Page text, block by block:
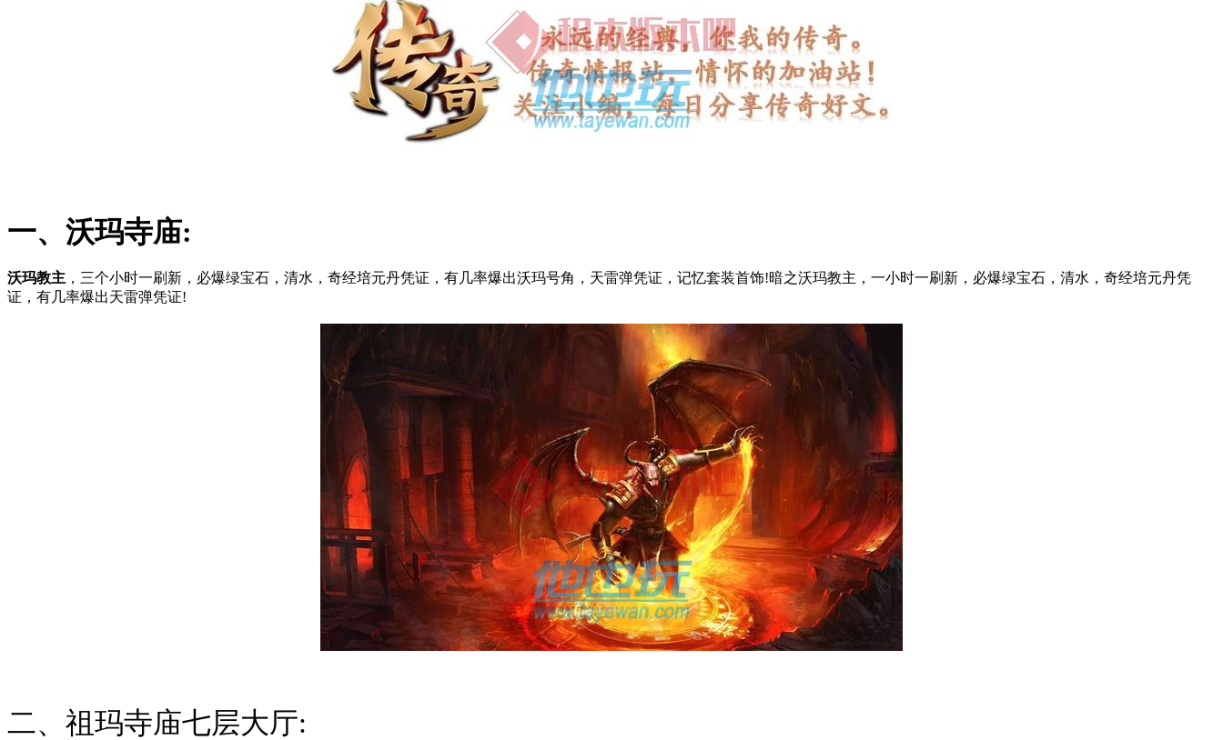
一、沃玛寺庙:
沃玛教主 ，三个小时一刷新，必爆绿宝石，清水，奇经培元丹凭证，有几率爆出沃玛号角，天雷弹凭证，记忆套装首饰!暗之沃玛教主，一小时一刷新，必爆绿宝石，清水，奇经培元丹凭
证，有几率爆出天雷弹凭证!
二、祖玛寺庙七层大厅: